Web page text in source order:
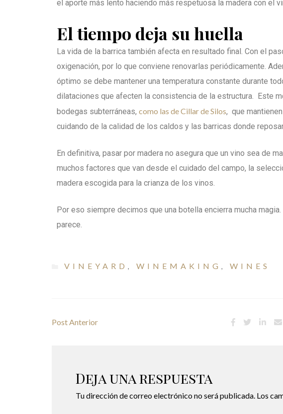
el aporte más lento haciendo más respetuosa la madera con el
El tiempo deja su huella
La vida de la barrica también afecta en resultado final. Con el
oxigenación, por lo que conviene renovarlas periódicamente.
óptimo se debe mantener una temperatura constante durante
dilataciones que afecten la consistencia de la estructura. Este
bodegas subterráneas, como las de Cillar de Silos, que
cuidando de la calidad de los caldos y las barricas donde
En definitiva, pasar por madera no asegura que un vino sea de
muchos factores que van desde el cuidado del campo, la
madera escogida para la crianza de los vinos.
Por eso siempre decimos que una botella encierra mucha
parece.
VINEYARD,WINEMAKING,WINES
Post Anterior
Deja una respuesta
Tu dirección de correo electrónico no será publicada. Los